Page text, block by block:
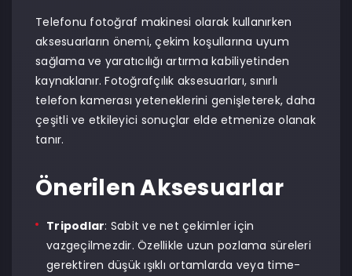
Telefonu fotoğraf makinesi olarak kullanırken
aksesuarların önemi, çekim koşullarına uyum
sağlama ve yaratıcılığı artırma kabiliyetinden
kaynaklanır. Fotoğrafçılık aksesuarları, sınırlı
telefon kamerası yeteneklerini genişleterek, daha
çeşitli ve etkileyici sonuçlar elde etmenize olanak
tanır.
Önerilen Aksesuarlar
Tripodlar: Sabit ve net çekimler için
vazgeçilmezdir. Özellikle uzun pozlama süreleri
gerektiren düşük ışıklı ortamlarda veya time-